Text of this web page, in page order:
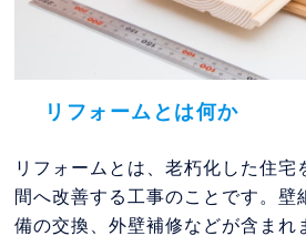
リフォームとは何か
リフォームとは、老朽化した住宅
間へ改善する工事のことです。壁
備の交換、外壁補修などが含まれ